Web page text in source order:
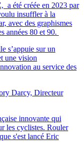
été créée en 2023 par
insuffler à la
avec des graphismes
années 80 et 90.
s’appuie sur un
une vision
au service des
Darcy, Directeur
innovante qui
les cyclistes. Rouler
s'est lancé Eric